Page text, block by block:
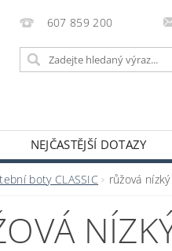
607 859 200
NEJČASTĚJŠÍ DOTAZY
boty CLASSIC růžová